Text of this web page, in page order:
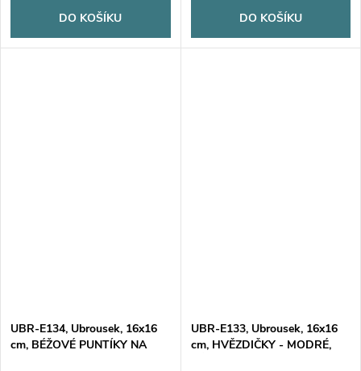
DO KOŠÍKU DO KOŠÍKU
UBR-E134, Ubrousek, 16x16
cm, BÉŽOVÉ PUNTÍKY NA
UBR-E133, Ubrousek, 16x16
cm, HVĚZDIČKY - MODRÉ,